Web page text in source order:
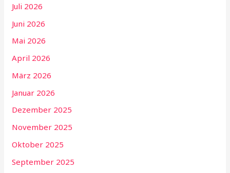
Juli 2026
Juni 2026
Mai 2026
April 2026
März 2026
Januar 2026
Dezember 2025
November 2025
Oktober 2025
September 2025